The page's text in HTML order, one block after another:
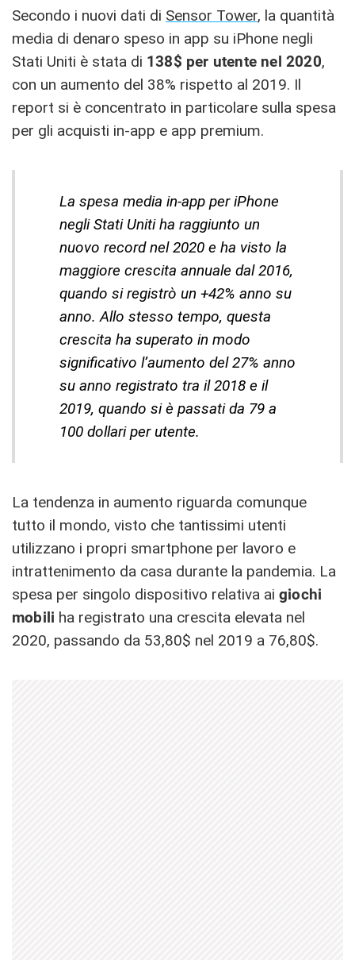
Secondo i nuovi dati di Sensor Tower, la quantità
media di denaro speso in app su iPhone negli
Stati Uniti è stata di 138$ per utente nel 2020,
con un aumento del 38% rispetto al 2019. Il
report si è concentrato in particolare sulla spesa
per gli acquisti in-app e app premium.
La spesa media in-app per iPhone
negli Stati Uniti ha raggiunto un
nuovo record nel 2020 e ha visto la
maggiore crescita annuale dal 2016,
quando si registrò un +42% anno su
anno. Allo stesso tempo, questa
crescita ha superato in modo
significativo l’aumento del 27% anno
su anno registrato tra il 2018 e il
2019, quando si è passati da 79 a
100 dollari per utente.
La tendenza in aumento riguarda comunque
tutto il mondo, visto che tantissimi utenti
utilizzano i propri smartphone per lavoro e
intrattenimento da casa durante la pandemia. La
spesa per singolo dispositivo relativa ai giochi
mobili ha registrato una crescita elevata nel
2020, passando da 53,80$ nel 2019 a 76,80$.